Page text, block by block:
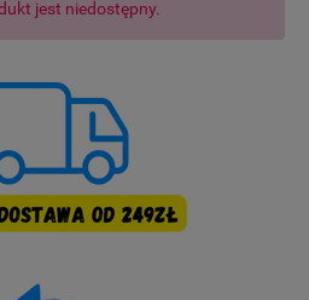
jest niedostępny.